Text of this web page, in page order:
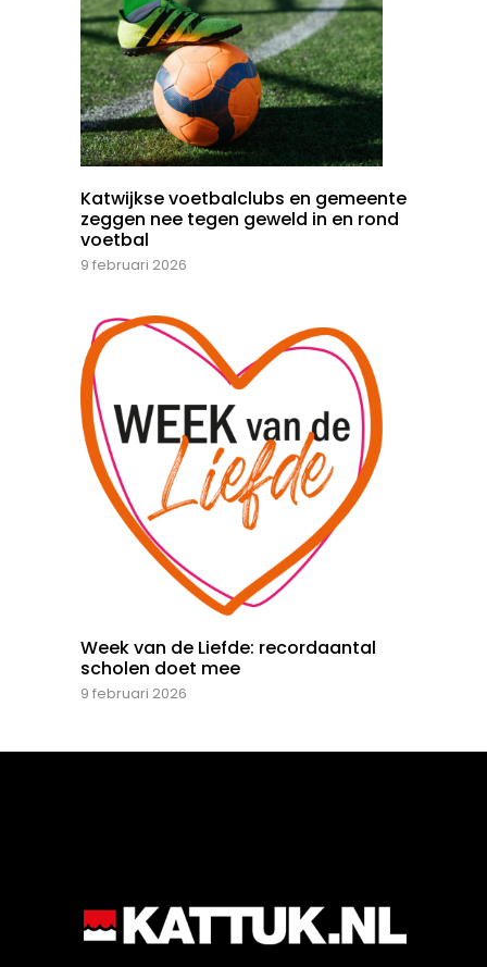
Katwijkse voetbalclubs en gemeente
zeggen nee tegen geweld in en rond
voetbal
9 februari 2026
Week van de Liefde: recordaantal
scholen doet mee
9 februari 2026